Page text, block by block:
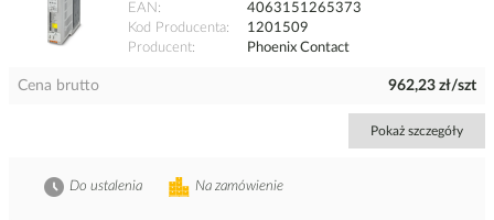
EAN
4063151265373
Kod Producenta
1201509
Producent
Phoenix Contact
Cena brutto 962,23 zł/szt
Pokaż szczegóły
Na zamówienie
Do ustalenia